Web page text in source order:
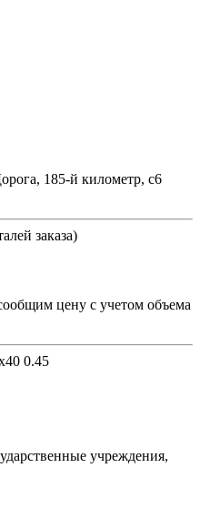
185-й километр, с6
заказа)
цену с учетом объема
0.45
учреждения,